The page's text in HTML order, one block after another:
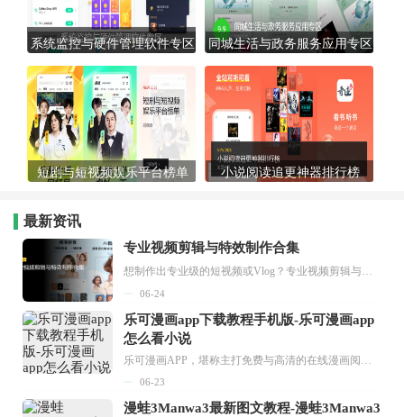
系统监控与硬件管理软件专区 同城生活与政务服务应用专区
短剧与短视频娱乐平台榜单 小说阅读追更神器排行榜
最新资讯
专业视频剪辑与特效制作合集
想制作出专业级的短视频或Vlog？专业视频剪辑与特效制作大全专题为你提供了从剪辑、抠像到特效包装的全套解决方案。无论是添加炫酷的片头、进行精准的视频抠图，还是制...
06-24
乐可漫画app下载教程手机版-乐可漫画app
怎么看小说
乐可漫画APP，堪称主打免费与高清的在线漫画阅读神器。其官方版提供海量完整版漫画资源，无论是国内漫画，还是日漫、韩漫、台漫、美漫等国外漫画，应有尽有，随时供你阅读。只需轻点一下，便能直接进入阅读界面。不仅如此，乐可漫画最新版本更新速度极快，在这里，你总能抢先看到全网一手漫画章节内容！...
06-23
漫蛙3Manwa3最新图文教程-漫蛙3Manwa3